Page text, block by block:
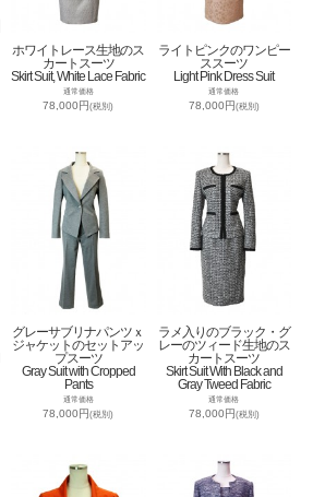
ホワイトレース生地のス
カートスーツ
Skirt Suit, White Lace Fabric
通常価格
78,000円(税別)
ライトピンクのワンピー
ススーツ
Light Pink Dress Suit
通常価格
78,000円(税別)
グレーサブリナパンツｘ
ジャケットのセットアッ
プスーツ
Gray Suit with Cropped
Pants
通常価格
78,000円(税別)
ラメ入りのブラック・グ
レーのツィード生地のス
カートスーツ
Skirt Suit With Black and
Gray Tweed Fabric
通常価格
78,000円(税別)